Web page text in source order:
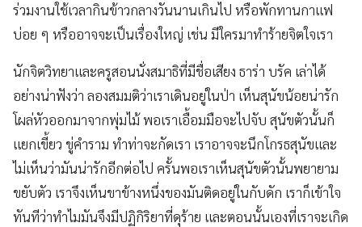
ร่วมงานใช้เวลากินข้าวกลางวันนานเกินไป หรือพักทานกาแฟ
บ่อย ๆ หรืออาจจะเป็นเรื่องใหญ่ เช่น มีใครมาทำร้ายจิตใจเรา
นักจิตวิทยาและครูสอนนั่งสมาธิที่มีชื่อเสียง ธาร่า บรัค เล่าได้
อย่างน่าฟังว่า ลองสมมติว่าเราเดินอยู่ในป่า เห็นสุนัขน้อยน่ารัก
โผล่หัวออกมาจากพุ่มไม้ พอเราเอื้อมมือจะไปจับ สุนัขตัวนั้นก็
แยกเขี้ยว ขู่คำราม ทำท่าจะกัดเรา เราอาจจะนึกโกรธสุนัขและ
ไม่เห็นว่ามันน่ารักอีกต่อไป ครั้นพอเราเห็นสุนัขตัวนั้นพยายาม
ขยับตัว เราจึงเห็นขาข้างหนึ่งของมันติดอยู่ในกับดัก เราก็เข้าใจ
ทันทีว่าทำไมมันจึงมีปฏิกิริยาที่ดุร้าย และตอนนั้นเองที่เราจะเกิด